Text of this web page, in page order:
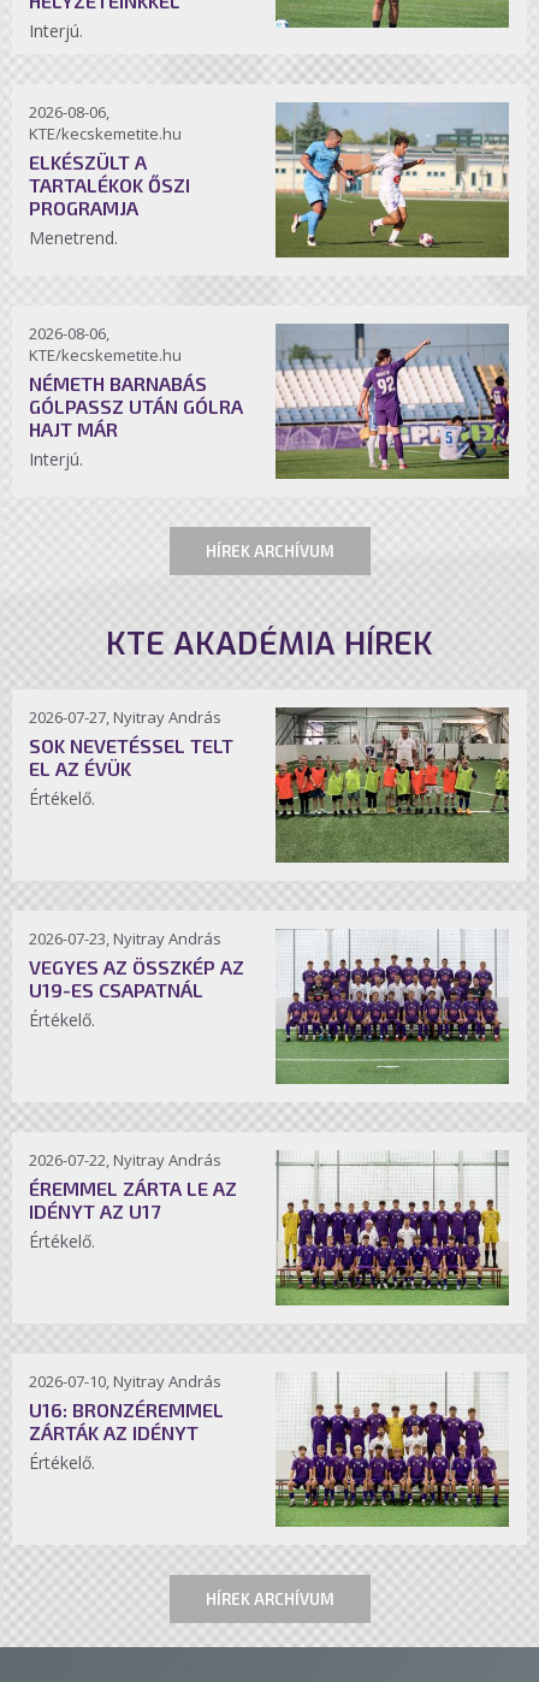
Interjú.
2026-08-06,
KTE/kecskemetite.hu
ELKÉSZÜLT A
TARTALÉKOK ŐSZI
PROGRAMJA
Menetrend.
2026-08-06,
KTE/kecskemetite.hu
NÉMETH BARNABÁS
GÓLPASSZ UTÁN GÓLRA
HAJT MÁR
Interjú.
HÍREK ARCHÍVUM
KTE AKADÉMIA HÍREK
2026-07-27, Nyitray András
SOK NEVETÉSSEL TELT
EL AZ ÉVÜK
Értékelő.
2026-07-23, Nyitray András
VEGYES AZ ÖSSZKÉP AZ
U19-ES CSAPATNÁL
Értékelő.
2026-07-22, Nyitray András
ÉREMMEL ZÁRTA LE AZ
IDÉNYT AZ U17
Értékelő.
2026-07-10, Nyitray András
U16: BRONZÉREMMEL
ZÁRTÁK AZ IDÉNYT
Értékelő.
HÍREK ARCHÍVUM